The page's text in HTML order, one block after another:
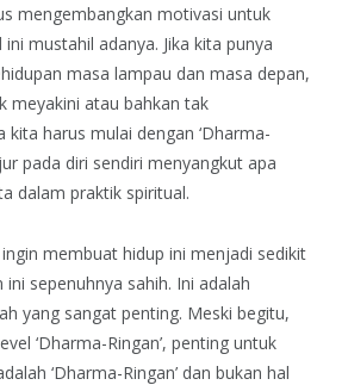
mengembangkan motivasi untuk
mustahil adanya. Jika kita punya
masa lampau dan masa depan,
meyakini atau bahkan tak
harus mulai dengan ‘Dharma-
pada diri sendiri menyangkut apa
dalam praktik spiritual.
membuat hidup ini menjadi sedikit
sepenuhnya sahih. Ini adalah
yang sangat penting. Meski begitu,
‘Dharma-Ringan’, penting untuk
‘Dharma-Ringan’ dan bukan hal